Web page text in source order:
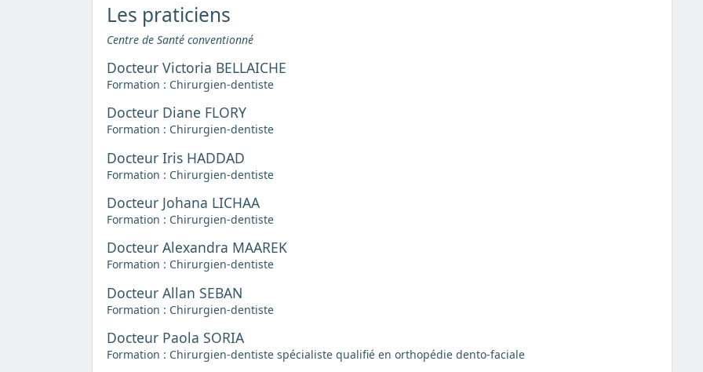
Les praticiens
Centre de Santé conventionné
Docteur Victoria BELLAICHE
Formation : Chirurgien-dentiste
Docteur Diane FLORY
Formation : Chirurgien-dentiste
Docteur Iris HADDAD
Formation : Chirurgien-dentiste
Docteur Johana LICHAA
Formation : Chirurgien-dentiste
Docteur Alexandra MAAREK
Formation : Chirurgien-dentiste
Docteur Allan SEBAN
Formation : Chirurgien-dentiste
Docteur Paola SORIA
Formation : Chirurgien-dentiste spécialiste qualifié en orthopédie dento-faciale